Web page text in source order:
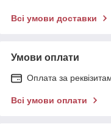
Всі умови доставки
Умови оплати
Оплата за
Всі умови оплати